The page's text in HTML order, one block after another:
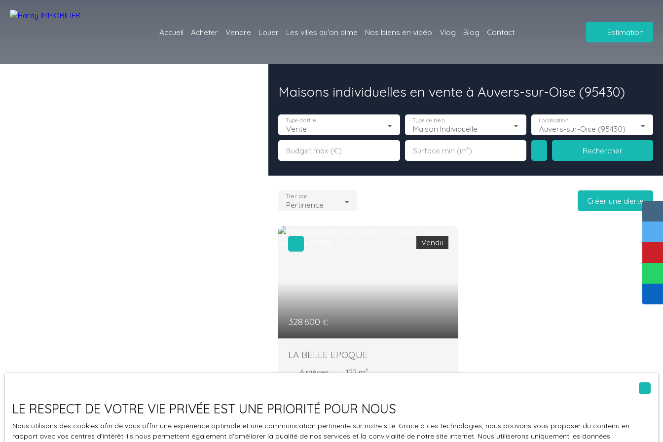
Accueil Acheter Vendre Louer Les villes qu'on aime Nos biens en vidéo Vlog Blog Contact Estimation
Maisons individuelles en vente à Auvers-sur-Oise (95430)
Vente
Type d'offre
Maison Individuelle
Type de bien
Auvers-sur-Oise (95430)
Localisation
Budget max (€) Surface min (m²) Rechercher
Pertinence
Trier par Créer une alerte
328 600 €
Vendu
LA BELLE EPOQUE
6pièces 122m²
LA BELLE EPOQUE AUVERS SUR OISE - Maison
sol) - 4 chambres Située dans un cadre
LE RESPECT DE VOTRE VIE PRIVÉE EST UNE PRIORITÉ POUR NOUS
Nous utilisons des cookies afin de vous offrir une expérience optimale et une communication pertinente sur notre site. Grace à ces technologies, nous pouvons vous proposer du contenu en
rapport avec vos centres d'intérêt. Ils nous permettent également d'améliorer la qualité de nos services et la convivialité de notre site internet. Nous utiliserons uniquement les données